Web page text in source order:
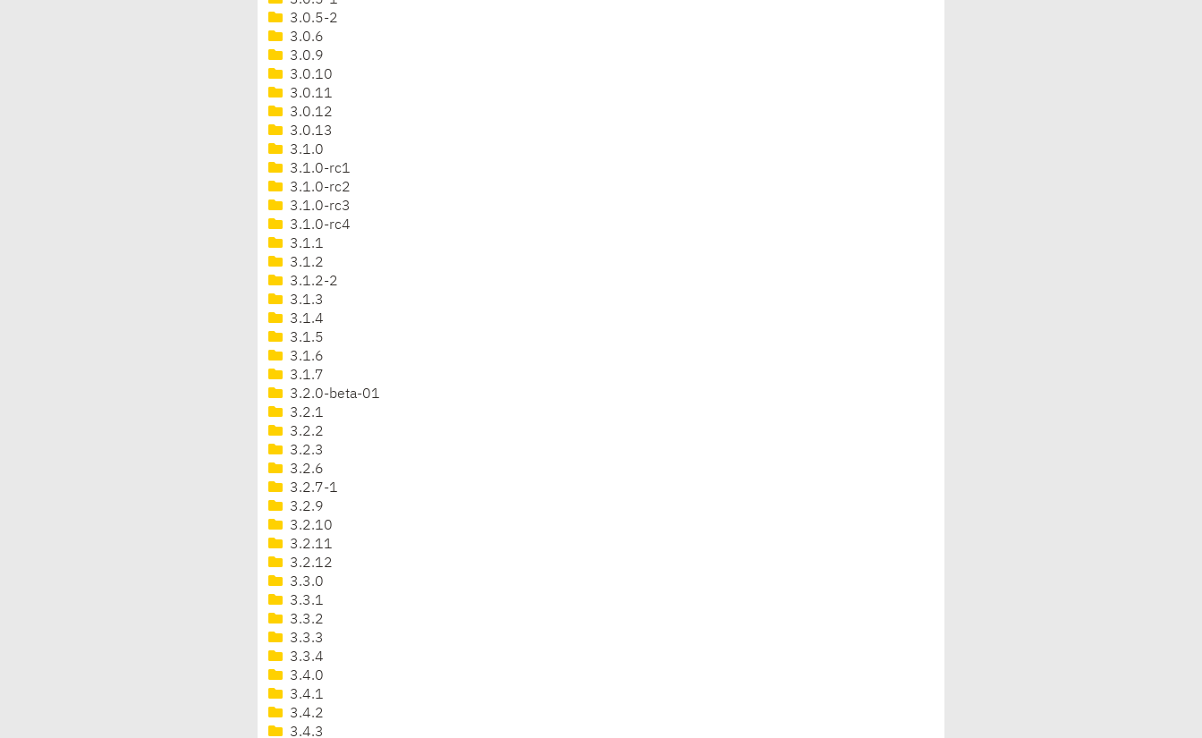
3.0.5-2
3.0.6
3.0.9
3.0.10
3.0.11
3.0.12
3.0.13
3.1.0
3.1.0-rc1
3.1.0-rc2
3.1.0-rc3
3.1.0-rc4
3.1.1
3.1.2
3.1.2-2
3.1.3
3.1.4
3.1.5
3.1.6
3.1.7
3.2.0-beta-01
3.2.1
3.2.2
3.2.3
3.2.6
3.2.7-1
3.2.9
3.2.10
3.2.11
3.2.12
3.3.0
3.3.1
3.3.2
3.3.3
3.3.4
3.4.0
3.4.1
3.4.2
3.4.3